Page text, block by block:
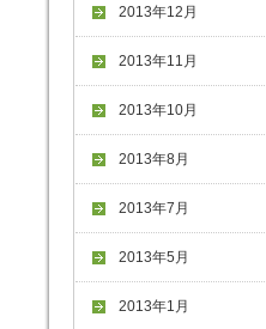
2013年12月
2013年11月
2013年10月
2013年8月
2013年7月
2013年5月
2013年1月